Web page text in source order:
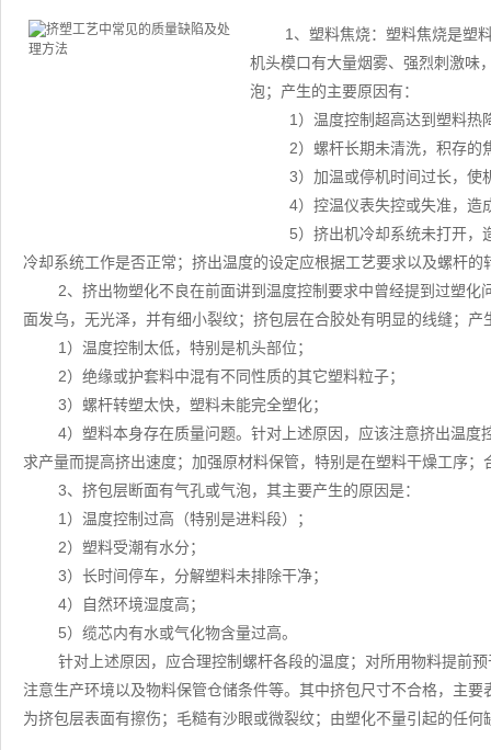
1、塑料焦烧：塑料焦烧是塑
机头模口有大量烟雾、强烈刺激味
泡；产生的主要原因有：
1）温度控制超高达到塑料
2）螺杆长期未清洗，积存的
3）加温或停机时间过长，使
4）控温仪表失控或失准，造
5）挤出机冷却系统未打开，
冷却系统工作是否正常；挤出温度的设定应根据工艺要求以及螺杆
2、挤出物塑化不良在前面讲到温度控制要求中曾经提到过塑
面发乌，无光泽，并有细小裂纹；挤包层在合胶处有明显的线缝；产
1）温度控制太低，特别是机头部位；
2）绝缘或护套料中混有不同性质的其它塑料粒子；
3）螺杆转塑太快，塑料未能完全塑化；
4）塑料本身存在质量问题。针对上述原因，应该注意挤出温
求产量而提高挤出速度；加强原材料保管，特别是在塑料干燥工序
3、挤包层断面有气孔或气泡，其主要产生的原因是：
1）温度控制过高（特别是进料段）；
2）塑料受潮有水分；
3）长时间停车，分解塑料未排除干净；
4）自然环境湿度高；
5）缆芯内有水或气化物含量过高。
针对上述原因，应合理控制螺杆各段的温度；对所用物料提前
注意生产环境以及物料保管仓储条件等。其中挤包尺寸不合格，主
为挤包层表面有擦伤；毛糙有沙眼或微裂纹；由塑化不量引起的任何